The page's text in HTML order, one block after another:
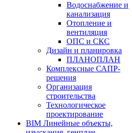
Водоснабжение и
канализация
Отопление и
вентиляция
ОПС и СКС
Дизайн и планировка
ПЛАНОПЛАН
Комплексные САПР-
решения
Организация
строительства
Технологическое
проектирование
BIM Линейные объекты,